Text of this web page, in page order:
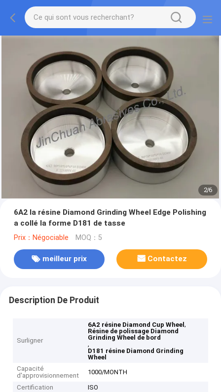
2/6
6A2 la résine Diamond Grinding Wheel Edge Polishing
a collé la forme D181 de tasse
Prix：Négociable MOQ：5
meilleur prix Contactez
Description De Produit
Surligner
6A2 résine Diamond Cup Wheel,
Résine de polissage Diamond
Grinding Wheel de bord
,
D181 résine Diamond Grinding
Wheel
Capacité
d'approvisionnement
1000/MONTH
Certification
ISO